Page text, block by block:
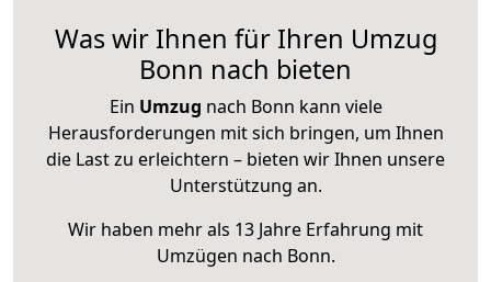
Was wir Ihnen für Ihren Umzug
Bonn nach bieten
Ein Umzug nach Bonn kann viele
Herausforderungen mit sich bringen, um Ihnen
die Last zu erleichtern – bieten wir Ihnen unsere
Unterstützung an.
Wir haben mehr als 13 Jahre Erfahrung mit
Umzügen nach Bonn.